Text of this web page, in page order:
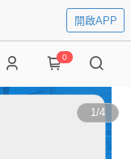
開啟APP
0
1/4